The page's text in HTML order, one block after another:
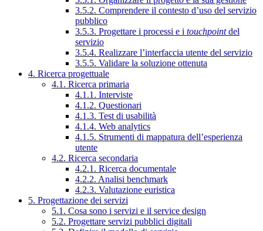
3.5.2. Comprendere il contesto d’uso del servizio
pubblico
3.5.3. Progettare i processi e i touchpointdel
servizio
3.5.4. Realizzare l’interfaccia utente del servizio
3.5.5. Validare la soluzione ottenuta
4. Ricerca progettuale
4.1. Ricerca primaria
4.1.1. Interviste
4.1.2. Questionari
4.1.3. Test di usabilità
4.1.4. Web analytics
4.1.5. Strumenti di mappatura dell’esperienza
utente
4.2. Ricerca secondaria
4.2.1. Ricerca documentale
4.2.2. Analisi benchmark
4.2.3. Valutazione euristica
5. Progettazione dei servizi
5.1. Cosa sono i servizi e il service design
5.2. Progettare servizi pubblici digitali